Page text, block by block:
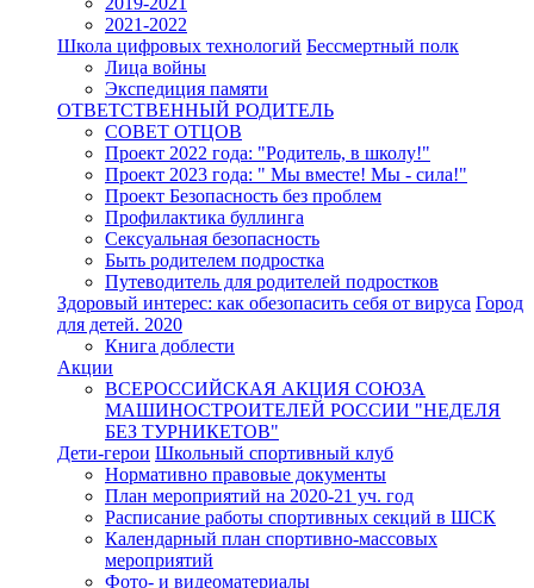
2021-2022
Школа цифровых технологий Бессмертный полк
Лица войны
Экспедиция памяти
ОТВЕТСТВЕННЫЙ РОДИТЕЛЬ
СОВЕТ ОТЦОВ
Проект 2022 года: "Родитель, в школу!"
Проект 2023 года: " Мы вместе! Мы - сила!"
Проект Безопасность без проблем
Профилактика буллинга
Сексуальная безопасность
Быть родителем подростка
Путеводитель для родителей подростков
Здоровый интерес: как обезопасить себя от вируса Город
для детей. 2020
Книга доблести
Акции
ВСЕРОССИЙСКАЯ АКЦИЯ СОЮЗА
МАШИНОСТРОИТЕЛЕЙ РОССИИ "НЕДЕЛЯ
БЕЗ ТУРНИКЕТОВ"
Дети-герои Школьный спортивный клуб
Нормативно правовые документы
План мероприятий на 2020-21 уч. год
Расписание работы спортивных секций в ШСК
Календарный план спортивно-массовых
мероприятий
Фото- и видеоматериалы